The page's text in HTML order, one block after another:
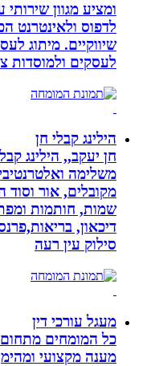
ומציע מגוון שירותי
לדפוס ולאינטרנט
שיווקיים. מיתוג
לעסקים ולמוסדות
הילינג קבלי חן
חן יעקב,, הילינג
משלימה
מקובלים, אור וסוד
שמות, חותמות
דיכאון,
סילוק עין רעה
מעגל עורכי דין
כל המומחים מתחום
מענה מקצועי ומהימן